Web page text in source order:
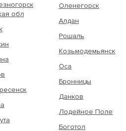
обл
Оленегорск
Алдан
Рошаль
Козьмодемьянск
Оса
Бронницы
Данков
Лодейное Поле
Боготол